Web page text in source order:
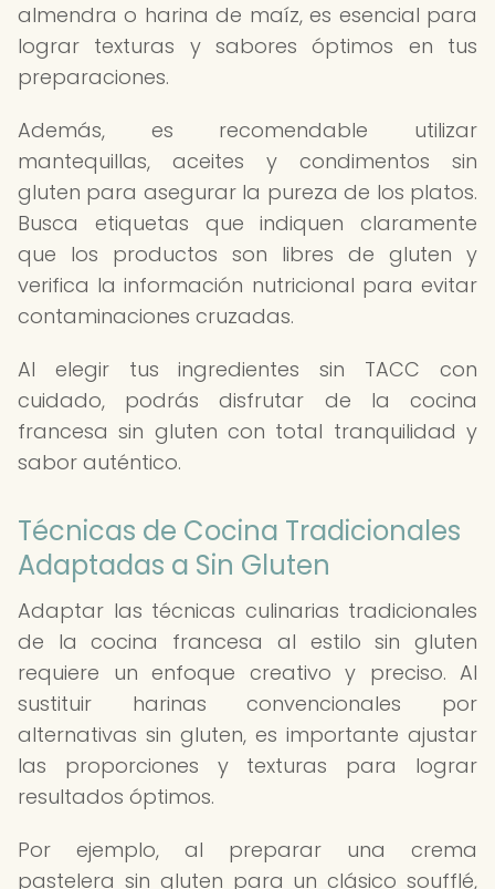
almendra o harina de maíz, es esencial para
lograr texturas y sabores óptimos en tus
preparaciones.
Además, es recomendable utilizar
mantequillas, aceites y condimentos sin
gluten para asegurar la pureza de los platos.
Busca etiquetas que indiquen claramente
que los productos son libres de gluten y
verifica la información nutricional para evitar
contaminaciones cruzadas.
Al elegir tus ingredientes sin TACC con
cuidado, podrás disfrutar de la cocina
francesa sin gluten con total tranquilidad y
sabor auténtico.
Técnicas de Cocina Tradicionales
Adaptadas a Sin Gluten
Adaptar las técnicas culinarias tradicionales
de la cocina francesa al estilo sin gluten
requiere un enfoque creativo y preciso. Al
sustituir harinas convencionales por
alternativas sin gluten, es importante ajustar
las proporciones y texturas para lograr
resultados óptimos.
Por ejemplo, al preparar una crema
pastelera sin gluten para un clásico soufflé,